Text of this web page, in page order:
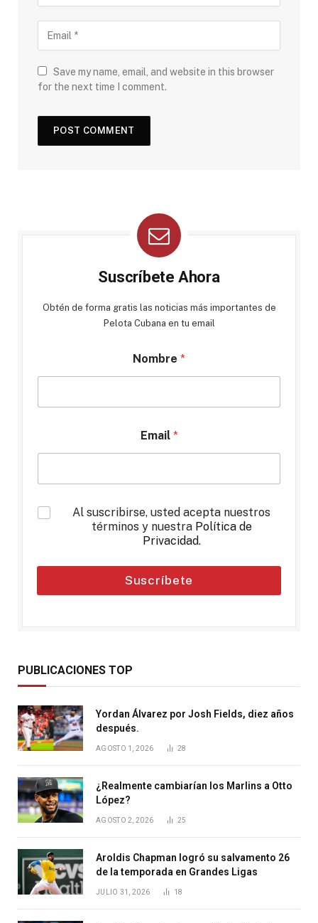
Save my name, email, and website in this browser
for the next time I comment.
Suscríbete Ahora
Obtén de forma gratis las noticias más importantes de
Pelota Cubana en tu email
Nombre *
Email *
*
Al suscribirse, usted acepta nuestros
términos y nuestra Política de
Privacidad.
Suscríbete
PUBLICACIONES TOP
Yordan Álvarez por Josh Fields, diez años
después.
AGOSTO 1, 2026 28
¿Realmente cambiarían los Marlins a Otto
López?
AGOSTO 2, 2026 25
Aroldis Chapman logró su salvamento 26
de la temporada en Grandes Ligas
JULIO 31, 2026 18